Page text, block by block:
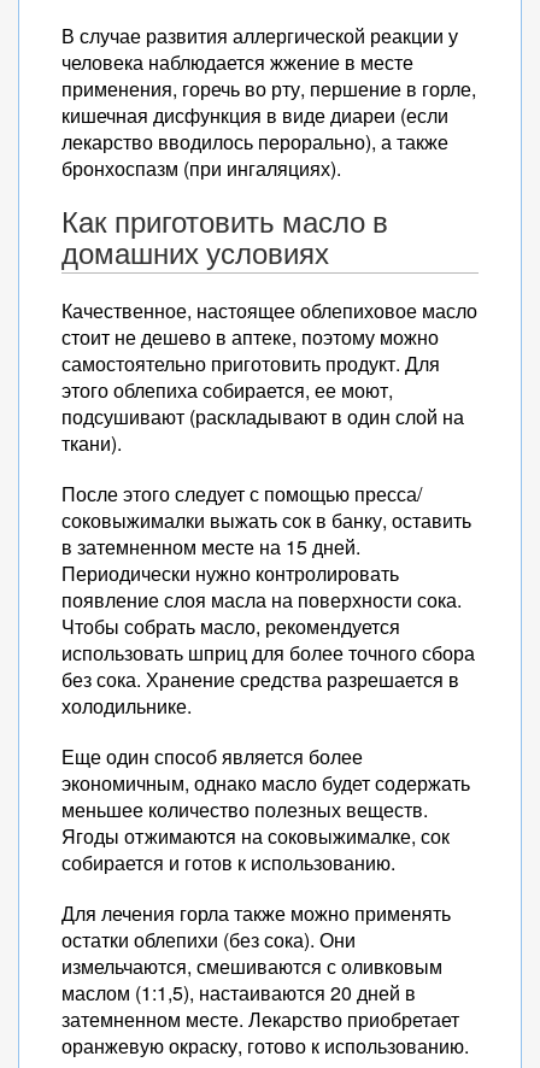
В случае развития аллергической реакции у
человека наблюдается жжение в месте
применения, горечь во рту, першение в горле,
кишечная дисфункция в виде диареи (если
лекарство вводилось перорально), а также
бронхоспазм (при ингаляциях).
Как приготовить масло в
домашних условиях
Качественное, настоящее облепиховое масло
стоит не дешево в аптеке, поэтому можно
самостоятельно приготовить продукт. Для
этого облепиха собирается, ее моют,
подсушивают (раскладывают в один слой на
ткани).
После этого следует с помощью пресса/
соковыжималки выжать сок в банку, оставить
в затемненном месте на 15 дней.
Периодически нужно контролировать
появление слоя масла на поверхности сока.
Чтобы собрать масло, рекомендуется
использовать шприц для более точного сбора
без сока. Хранение средства разрешается в
холодильнике.
Еще один способ является более
экономичным, однако масло будет содержать
меньшее количество полезных веществ.
Ягоды отжимаются на соковыжималке, сок
собирается и готов к использованию.
Для лечения горла также можно применять
остатки облепихи (без сока). Они
измельчаются, смешиваются с оливковым
маслом (1:1,5), настаиваются 20 дней в
затемненном месте. Лекарство приобретает
оранжевую окраску, готово к использованию.